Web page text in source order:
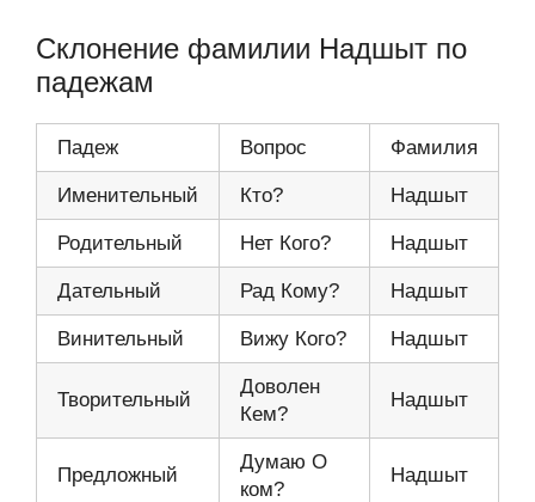
Склонение фамилии Надшыт по
падежам
Падеж Вопрос Фамилия
Именительный Кто? Надшыт
Родительный Нет Кого? Надшыт
Дательный Рад Кому? Надшыт
Винительный Вижу Кого? Надшыт
Творительный
Доволен
Кем?
Надшыт
Предложный
Думаю О
ком?
Надшыт